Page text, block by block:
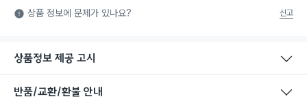
식품용 기구: 식품위생법에서 정한 규격에 따라 제조되어 식품 또
는 식품첨가물에 사용할 수 있는 식품용기구라는 표시입니다.
상품 정보에 문제가 있나요? 신고
상품정보 제공 고시
반품/교환/환불 안내